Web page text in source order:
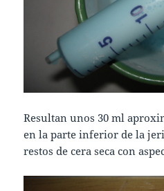
Resultan unos 30 ml
en la parte inferior de la
restos de cera seca con